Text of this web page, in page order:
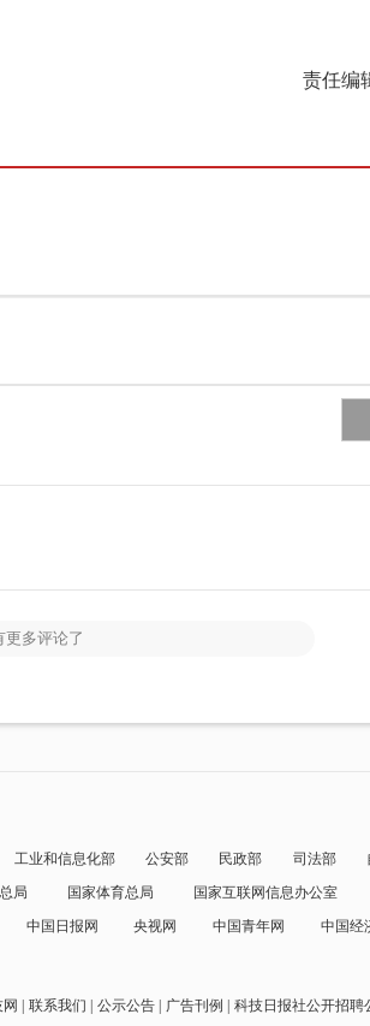
责任编
更多评论了
工业和信息化部 公安部 民政部 司法部
局
国家体育总局 国家互联网信息办公室
中国日报网
央视网 中国青年网 中国经
联系我们 公示公告 广告刊例 科技日报社公开招聘